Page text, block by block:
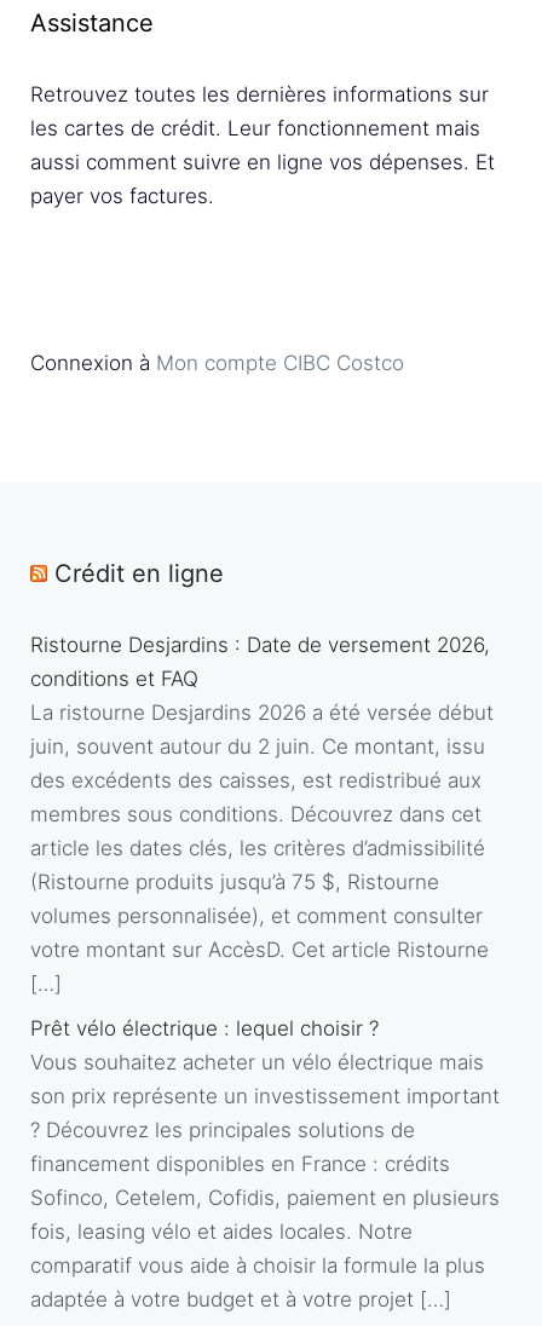
Assistance
Retrouvez toutes les dernières informations sur
les cartes de crédit. Leur fonctionnement mais
aussi comment suivre en ligne vos dépenses. Et
payer vos factures.
Connexion à Mon compte CIBC Costco
Crédit en ligne
Ristourne Desjardins : Date de versement 2026,
conditions et FAQ
La ristourne Desjardins 2026 a été versée début
juin, souvent autour du 2 juin. Ce montant, issu
des excédents des caisses, est redistribué aux
membres sous conditions. Découvrez dans cet
article les dates clés, les critères d’admissibilité
(Ristourne produits jusqu’à 75 $, Ristourne
volumes personnalisée), et comment consulter
votre montant sur AccèsD. Cet article Ristourne
[…]
Prêt vélo électrique : lequel choisir ?
Vous souhaitez acheter un vélo électrique mais
son prix représente un investissement important
? Découvrez les principales solutions de
financement disponibles en France : crédits
Sofinco, Cetelem, Cofidis, paiement en plusieurs
fois, leasing vélo et aides locales. Notre
comparatif vous aide à choisir la formule la plus
adaptée à votre budget et à votre projet […]